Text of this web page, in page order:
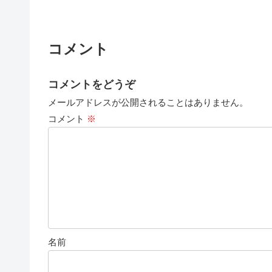
コメント
コメントをどうぞ
メールアドレスが公開されることはありません。
コメント ※
名前